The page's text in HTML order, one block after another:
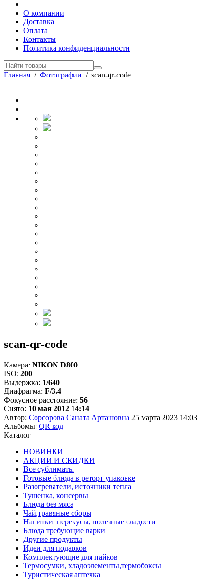
О компании
Доставка
Оплата
Контакты
Политика конфиденциальности
Главная / Фотографии / scan-qr-code
scan-qr-code
Камера: NIKON D800
ISO: 200
Выдержка: 1/640
Диафрагма: F/3.4
Фокусное расстояние: 56
Снято: 10 мая 2012 14:14
Автор: Сорсорова Саната Арташовна 25 марта 2023 14:03
Альбомы: QR код
Каталог
НОВИНКИ
АКЦИИ И СКИДКИ
Все сублиматы
Готовые блюда в реторт упаковке
Разогреватели, источники тепла
Тушенка, консервы
Блюда без мяса
Чай,травяные сборы
Напитки, перекусы, полезные сладости
Блюда требующие варки
Другие продукты
Идеи для подарков
Комплектующие для пайков
Термосумки, хладоэлементы,термобоксы
Туристическая аптечка